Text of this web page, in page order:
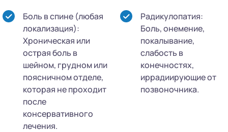
Боль в спине (любая
локализация):
Хроническая или
острая боль в
шейном, грудном или
поясничном отделе,
которая не проходит
после
консервативного
лечения.
Радикулопатия:
Боль, онемение,
покалывание,
слабость в
конечностях,
иррадиирующие от
позвоночника.